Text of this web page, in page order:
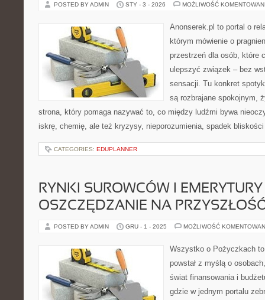
POSTED BY ADMIN STY - 3 - 2026 MOŻLIWOŚĆ
Anonserek.pl to portal o
którym mówienie o
przestrzeń dla osób, które
ulepszyć związek – bez
sensacji. Tu konkret
są rozbrajane spokojnym,
strona, który pomaga nazywać to, co między ludźmi bywa
iskrę, chemię, ale też kryzysy, nieporozumienia, spadek
CATEGORIES: EDUPLANNER
RYNKI SUROWCÓW I EMERYTURY
OSZCZĘDZANIE NA
POSTED BY ADMIN GRU - 1 - 2025 MOŻLIWOŚĆ
Wszystko o Pożyczkach
powstał z myślą o
świat finansowania i
gdzie w jednym portalu